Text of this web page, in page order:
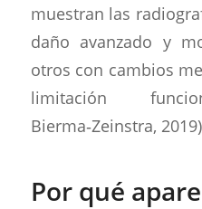
muestran las
daño avanzado y
otros con cambios
limitación
Bierma‑Zeinstra,
Por qué